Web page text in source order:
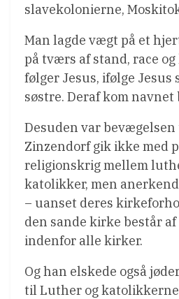
slavekolonierne,
Man lagde vægt på et
på tværs af stand, race
følger Jesus, ifølge Jesus
søstre. Deraf kom
Desuden var
Zinzendorf gik ikke med
religionskrig mellem
katolikker, men
– uanset deres
den sande kirke består
indenfor alle kirker.
Og han elskede også
til Luther og